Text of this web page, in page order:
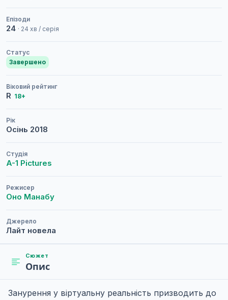
Епізоди
24 · 24 хв / серія
Статус
Завершено
Віковий рейтинг
R 18+
Рік
Осінь 2018
Студія
A-1 Pictures
Режисер
Оно Манабу
Джерело
Лайт новела
Сюжет
Опис
Занурення у віртуальну реальність призводить до